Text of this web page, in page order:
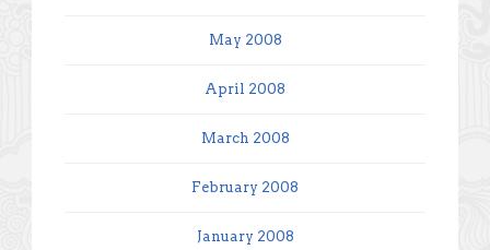
May 2008
April 2008
March 2008
February 2008
January 2008